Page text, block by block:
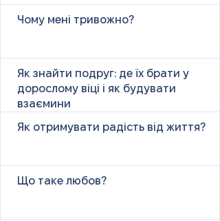
Чому мені тривожно?
Як знайти подруг: де їх брати у
дорослому віці і як будувати
взаємини
Як отримувати радість від життя?
Що таке любов?